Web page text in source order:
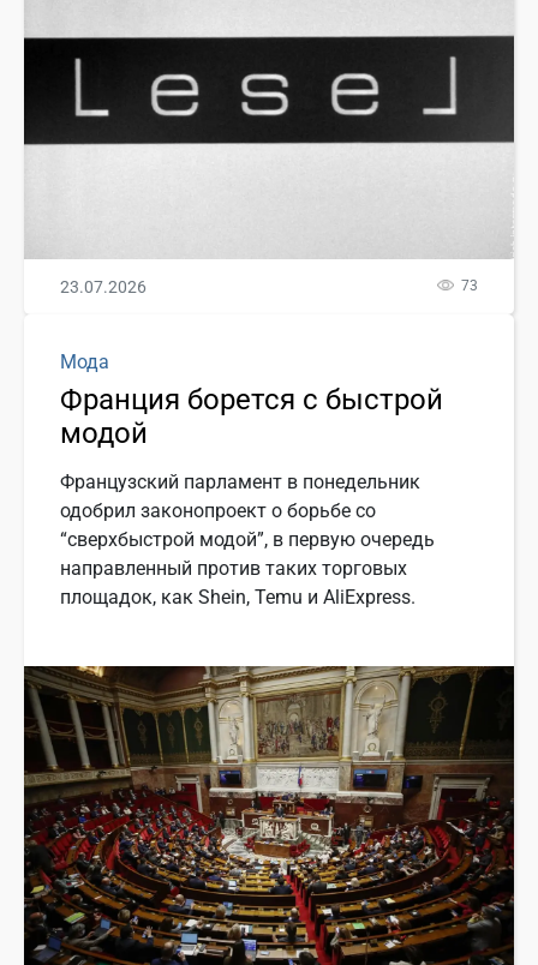
23.07.2026 73
Мода
Франция борется с быстрой
модой
Французский парламент в понедельник
одобрил законопроект о борьбе со
“сверхбыстрой модой”, в первую очередь
направленный против таких торговых
площадок, как Shein, Temu и AliExpress.